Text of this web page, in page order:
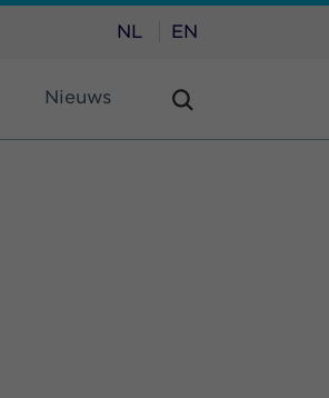
NL EN
Nieuws